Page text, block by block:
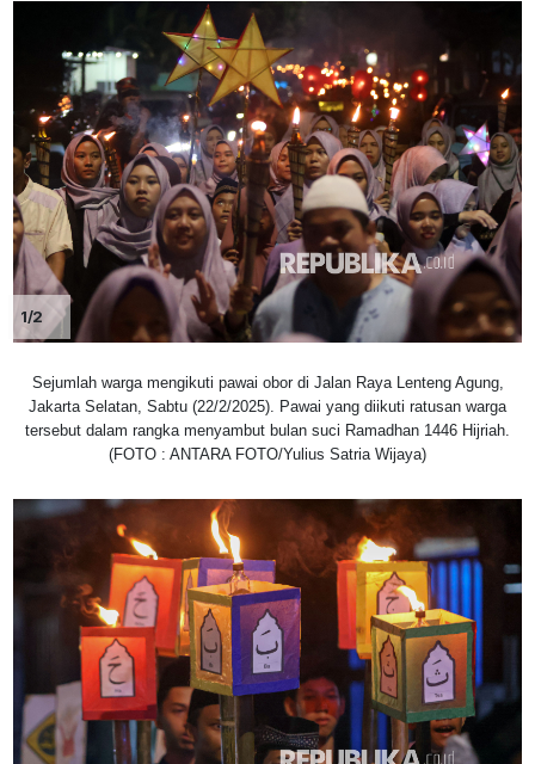
1/2
Sejumlah warga mengikuti pawai obor di Jalan Raya Lenteng Agung,
Jakarta Selatan, Sabtu (22/2/2025). Pawai yang diikuti ratusan warga
tersebut dalam rangka menyambut bulan suci Ramadhan 1446 Hijriah.
(FOTO : ANTARA FOTO/Yulius Satria Wijaya)